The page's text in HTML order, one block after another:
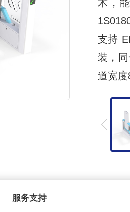
术，
支持
装，
道宽
服务支持